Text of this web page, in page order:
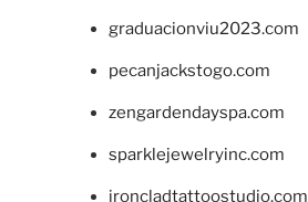
graduacionviu2023.com
pecanjackstogo.com
zengardendayspa.com
sparklejewelryinc.com
ironcladtattoostudio.com